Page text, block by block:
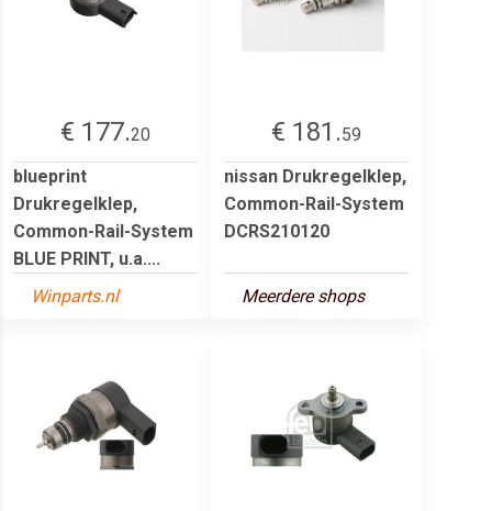
€ 177.20
blueprint
Drukregelklep,
Common-Rail-System
BLUE PRINT, u.a....
Winparts.nl
€ 181.59
nissan Drukregelklep,
Common-Rail-System
DCRS210120
Meerdere shops